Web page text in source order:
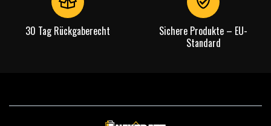
30 Tag Rückgaberecht
Sichere Produkte – EU-
Standard